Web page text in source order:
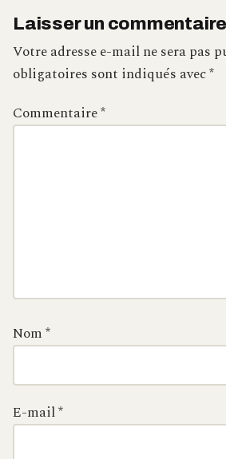
Laisser un commentaire
Votre adresse e-mail ne sera pas
obligatoires sont indiqués avec*
Commentaire*
Nom*
E-mail*